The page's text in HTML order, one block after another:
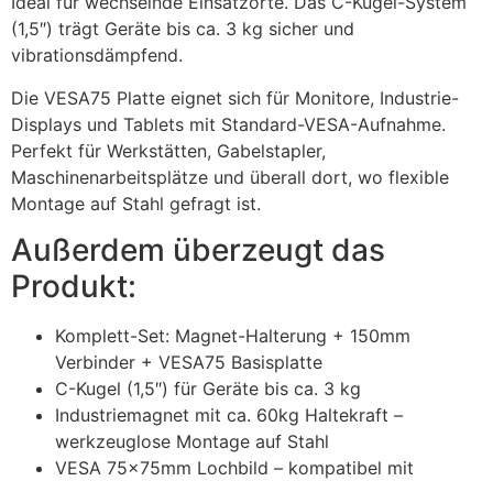
(1,5″) trägt Geräte bis ca. 3 kg sicher und
vibrationsdämpfend.
Die VESA75 Platte eignet sich für Monitore, Industrie-
Displays und Tablets mit Standard-VESA-Aufnahme.
Perfekt für Werkstätten, Gabelstapler,
Maschinenarbeitsplätze und überall dort, wo flexible
Montage auf Stahl gefragt ist.
Außerdem überzeugt das
Produkt:
Komplett-Set: Magnet-Halterung + 150mm
Verbinder + VESA75 Basisplatte
C-Kugel (1,5″) für Geräte bis ca. 3 kg
Industriemagnet mit ca. 60kg Haltekraft –
werkzeuglose Montage auf Stahl
VESA 75x75mm Lochbild – kompatibel mit